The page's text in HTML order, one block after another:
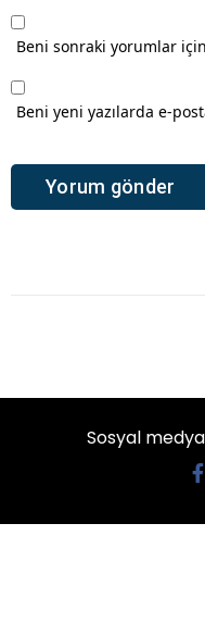
Beni sonraki yorumlar
Beni yeni yazılarda e-
Sosyal